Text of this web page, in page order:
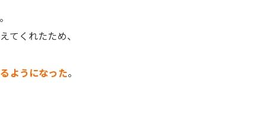
てくれたため、
ようになった。